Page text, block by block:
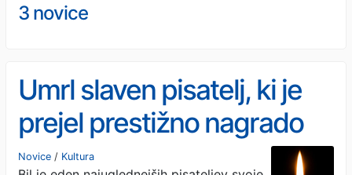
3 novice
Umrl slaven pisatelj, ki je
prejel prestižno nagrado
Novice / Kultura